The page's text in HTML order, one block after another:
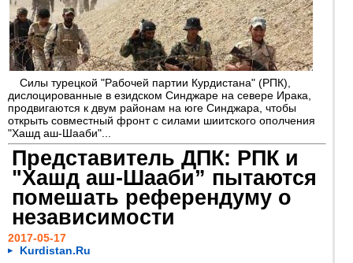
Силы турецкой "Рабочей партии Курдистана" (РПК),
дислоцированные в езидском Синджаре на севере Ирака,
продвигаются к двум районам на юге Синджара, чтобы
открыть совместный фронт с силами шиитского ополчения
"Хашд аш-Шааби"...
Представитель ДПК: РПК и
"Хашд аш-Шааби” пытаются
помешать референдуму о
независимости
2017-05-17
Kurdistan.Ru